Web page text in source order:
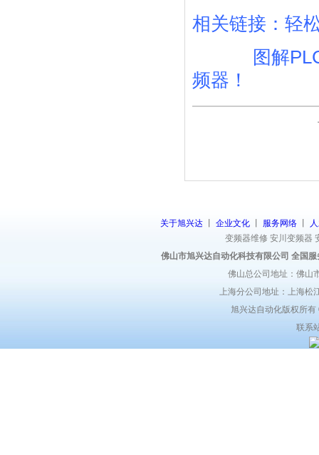
相关链接： 轻
图解
频器！
关于旭兴达 企业文化 服务网络
变频器维修 安川变频器
佛山市旭兴达自动化科技有限公司 全国
佛山总公司地址：佛山
上海分公司地址：上海松
旭兴达自动化版权所
联系